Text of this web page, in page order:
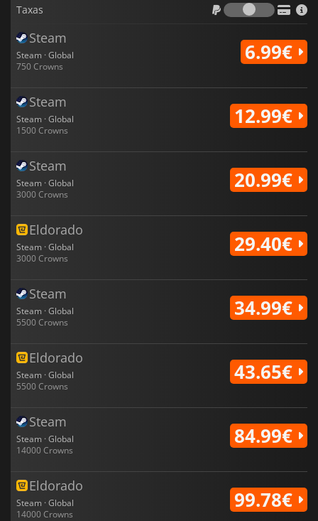
Taxas
Steam
Steam · Global
750 Crowns
6.99€
Steam
Steam · Global
1500 Crowns
12.99€
Steam
Steam · Global
3000 Crowns
20.99€
Eldorado
Steam · Global
3000 Crowns
29.40€
Steam
Steam · Global
5500 Crowns
34.99€
Eldorado
Steam · Global
5500 Crowns
43.65€
Steam
Steam · Global
14000 Crowns
84.99€
Eldorado
Steam · Global
14000 Crowns
99.78€